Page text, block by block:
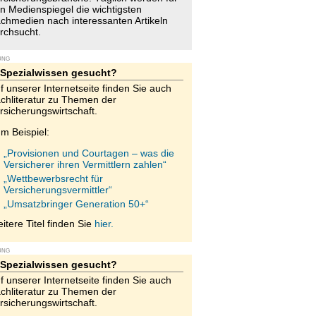
Medienspiegel die wichtigsten
nach interessanten Artikeln
Spezialwissen gesucht?
unserer Internetseite finden Sie auch
zu Themen der
Beispiel:
„Provisionen und Courtagen – was die
Versicherer ihren Vermittlern zahlen“
„Wettbewerbsrecht für
Versicherungsvermittler“
„Umsatzbringer Generation 50+“
Titel finden Sie hier.
Spezialwissen gesucht?
unserer Internetseite finden Sie auch
zu Themen der